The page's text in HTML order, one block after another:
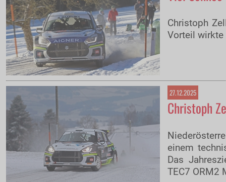
Christoph
Vorteil wirkte
27.12.2025
Christoph
einem
Das
TEC7 ORM2